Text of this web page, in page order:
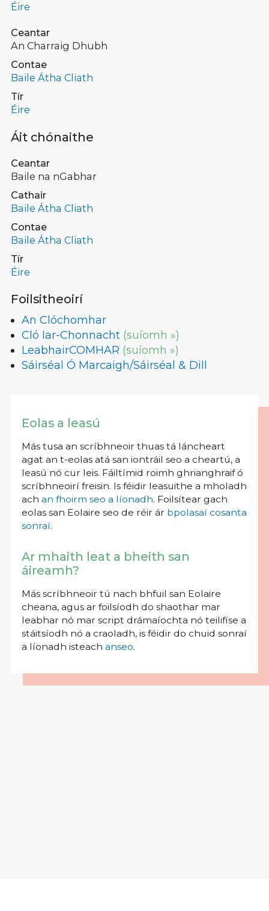
Éire
Ceantar
An Charraig Dhubh
Contae
Baile Átha Cliath
Tír
Éire
Áit chónaithe
Ceantar
Baile na nGabhar
Cathair
Baile Átha Cliath
Contae
Baile Átha Cliath
Tír
Éire
Foilsitheoirí
An Clóchomhar
Cló Iar-Chonnacht (suíomh »)
LeabhairCOMHAR (suíomh »)
Sáirséal Ó Marcaigh/Sáirséal & Dill
Eolas a leasú
Más tusa an scríbhneoir thuas tá láncheart
agat an t-eolas atá san iontráil seo a cheartú, a
leasú nó cur leis. Fáiltímid roimh ghrianghraif ó
scríbhneoirí freisin. Is féidir leasuithe a mholadh
ach an fhoirm seo a líonadh. Foilsítear gach
eolas san Eolaire seo de réir ár bpolasaí cosanta
sonraí.
Ar mhaith leat a bheith san
áireamh?
Más scríbhneoir tú nach bhfuil san Eolaire
cheana, agus ar foilsíodh do shaothar mar
leabhar nó mar script drámaíochta nó teilifíse a
stáitsíodh nó a craoladh, is féidir do chuid sonraí
a líonadh isteach anseo.